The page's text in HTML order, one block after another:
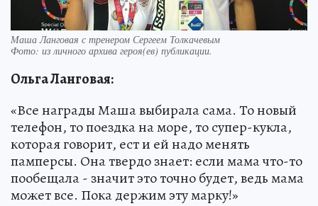
Маша Ланговая с тренером Сергеем Толкачевым
Фото: из личного архива героя(ев) публикации.
Ольга Ланговая:
«Все награды Маша выбирала сама. То новый
телефон, то поездка на море, то супер-кукла,
которая говорит, ест и ей надо менять
памперсы. Она твердо знает: если мама что-то
пообещала - значит это точно будет, ведь мама
может все. Пока держим эту марку!»